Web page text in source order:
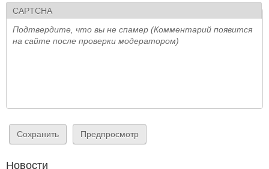
CAPTCHA
Подтвердите, что вы не спамер (Комментарий появится
на сайте после проверки модератором)
Новости